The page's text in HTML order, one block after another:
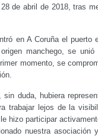
de abril de 2018, tras
en A Coruña el puerto
manchego, se
momento, se
duda, hubiera
trabajar lejos de la
hizo participar
nuestra asociación